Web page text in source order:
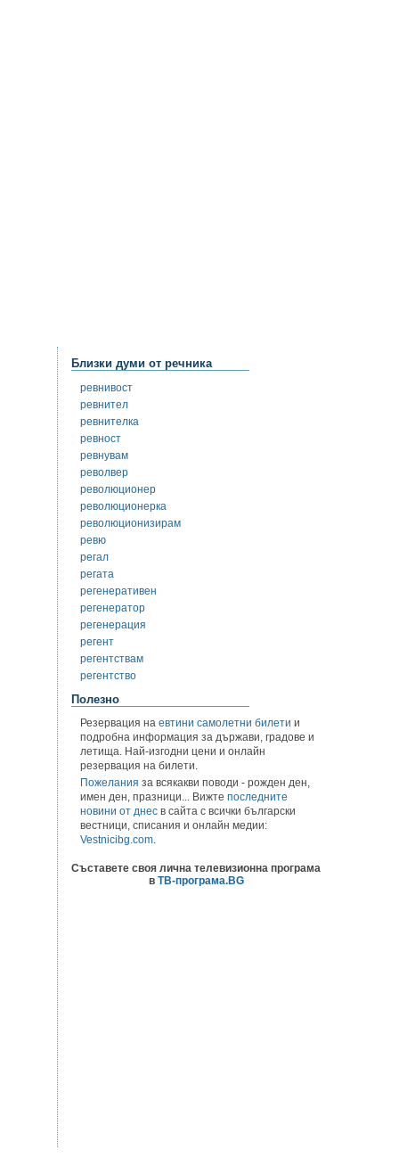
Близки думи от речника
ревнивост
ревнител
ревнителка
ревност
ревнувам
револвер
революционер
революционерка
революционизирам
ревю
регал
регата
регенеративен
регенератор
регенерация
регент
регентствам
регентство
Полезно
Резервация на евтини самолетни билети и
подробна информация за държави, градове и
летища. Най-изгодни цени и онлайн
резервация на билети.
Пожелания за всякакви поводи - рожден ден,
имен ден, празници... Вижте последните
новини от днес в сайта с всички български
вестници, списания и онлайн медии:
Vestnicibg.com.
Съставете своя лична телевизионна програма
в ТВ-програма.BG